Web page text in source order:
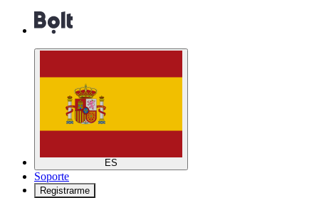
ES
Soporte
Registrarme